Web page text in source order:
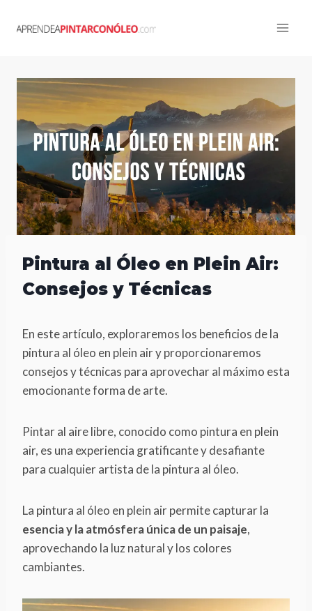
Pintura al Óleo en Plein Air:
Consejos y Técnicas
En este artículo, exploraremos los beneficios de la
pintura al óleo en plein air y proporcionaremos
consejos y técnicas para aprovechar al máximo esta
emocionante forma de arte.
Pintar al aire libre, conocido como pintura en plein
air, es una experiencia gratificante y desafiante
para cualquier artista de la pintura al óleo.
La pintura al óleo en plein air permite capturar la
esencia y la atmósfera única de un paisaje,
aprovechando la luz natural y los colores
cambiantes.